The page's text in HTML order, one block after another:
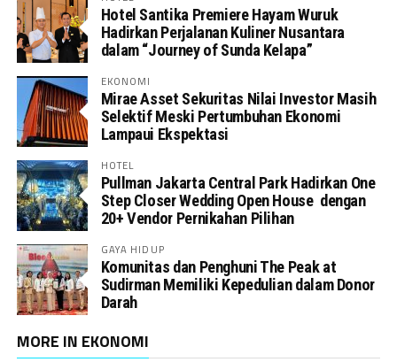
Hotel Santika Premiere Hayam Wuruk
Hadirkan Perjalanan Kuliner Nusantara
dalam “Journey of Sunda Kelapa”
EKONOMI
Mirae Asset Sekuritas Nilai Investor Masih
Selektif Meski Pertumbuhan Ekonomi
Lampaui Ekspektasi
HOTEL
Pullman Jakarta Central Park Hadirkan One
Step Closer Wedding Open House dengan
20+ Vendor Pernikahan Pilihan
GAYA HIDUP
Komunitas dan Penghuni The Peak at
Sudirman Memiliki Kepedulian dalam Donor
Darah
MORE IN EKONOMI